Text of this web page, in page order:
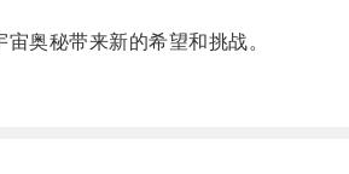
奥秘带来新的希望和挑战。